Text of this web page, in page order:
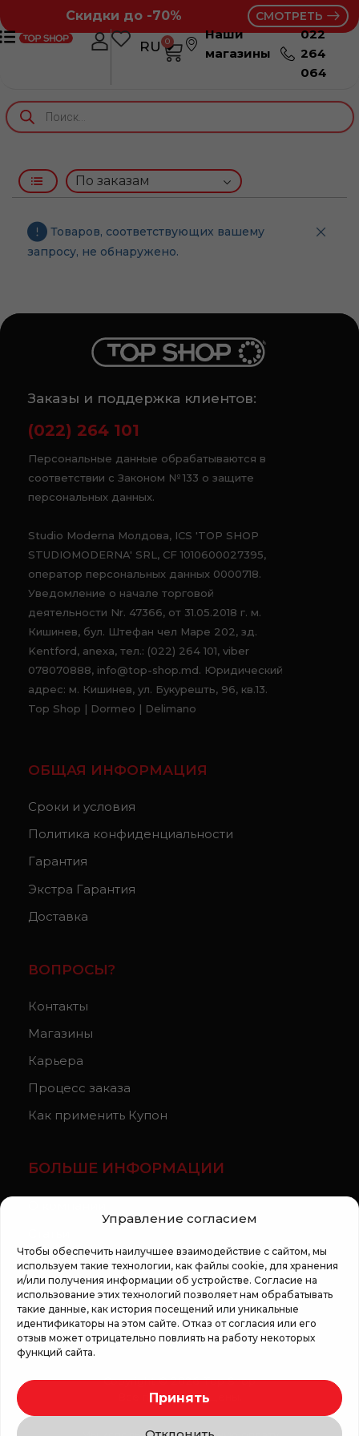
Управление согласием
Чтобы обеспечить наилучшее взаимодействие с сайтом, мы
используем такие технологии, как файлы cookie, для хранения
и/или получения информации об устройстве. Согласие на
использование этих технологий позволяет нам обрабатывать
такие данные, как история посещений или уникальные
идентификаторы на этом сайте. Отказ от согласия или его
отзыв может отрицательно повлиять на работу некоторых
функций сайта.
Принять
Скидки до -70% СМОТРЕТЬ
RU
RO
0
Наши
магазины
022
264
064
Товаров, соответствующих вашему
запросу, не обнаружено.
Заказы и поддержка клиентов:
(022) 264 101
Персональные данные обрабатываются в
соответствии с Законом № 133 о защите
персональных данных.
Studio Moderna Молдова, ICS 'TOP SHOP
STUDIOMODERNA' SRL, CF 1010600027395,
оператор персональных данных 0000718.
Уведомление о начале торговой
деятельности Nr. 47366, от 31.05.2018 г. м.
Кишинев, бул. Штефан чел Маре 202, зд.
Kentford, anexa, тел.: (022) 264 101, viber
078070888, info@top-shop.md. Юридический
адрес: м. Кишинев, ул. Букурешть, 96, кв.13.
Top Shop | Dormeo | Delimano
ОБЩАЯ ИНФОРМАЦИЯ
Сроки и условия
Политика конфиденциальности
Гарантия
Экстра Гарантия
Доставка
ВОПРОСЫ?
Контакты
Магазины
Карьера
Процесс заказа
Как применить Купон
БОЛЬШЕ ИНФОРМАЦИИ
Регламент кампании «100 zile pana la vis»
Copyright © 2026 Top Shop
Все права защищены.